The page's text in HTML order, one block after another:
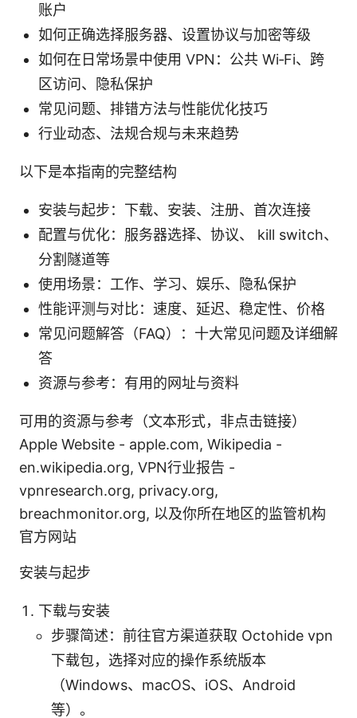
账户
如何正确选择服务器、设置协议与加密等级
如何在日常场景中使用 VPN：公共 Wi‑Fi、跨
区访问、隐私保护
常见问题、排错方法与性能优化技巧
行业动态、法规合规与未来趋势
以下是本指南的完整结构
安装与起步：下载、安装、注册、首次连接
配置与优化：服务器选择、协议、 kill switch、
分割隧道等
使用场景：工作、学习、娱乐、隐私保护
性能评测与对比：速度、延迟、稳定性、价格
常见问题解答（FAQ）：十大常见问题及详细解
答
资源与参考：有用的网址与资料
可用的资源与参考（文本形式，非点击链接）
Apple Website - apple.com, Wikipedia -
en.wikipedia.org, VPN行业报告 -
vpnresearch.org, privacy.org,
breachmonitor.org, 以及你所在地区的监管机构
官方网站
安装与起步
下载与安装
步骤简述：前往官方渠道获取 Octohide vpn
下载包，选择对应的操作系统版本
（Windows、macOS、iOS、Android
等）。